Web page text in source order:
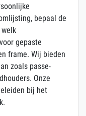
bepaal de
gepaste
frame. Wij bieden
zoals passe-
Onze
bij het